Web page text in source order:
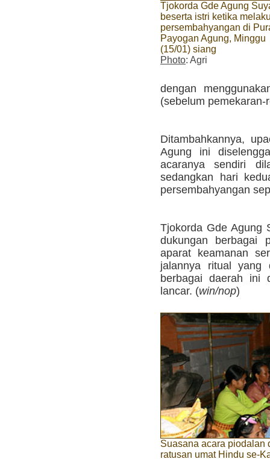
Tjokorda Gde Agung
beserta istri ketika
persembahyangan di
Payogan Agung, Minggu
(15/01) siang
Photo: Agri
dengan
(sebelum
Ditambahkannya,
Agung ini
acaranya sendiri
sedangkan hari
persembahyangan
Tjokorda Gde Agung
dukungan berbagai
aparat keamanan
jalannya ritual yang
berbagai daerah ini
lancar. (win/nop)
Suasana acara piodalan
ratusan umat Hindu se-